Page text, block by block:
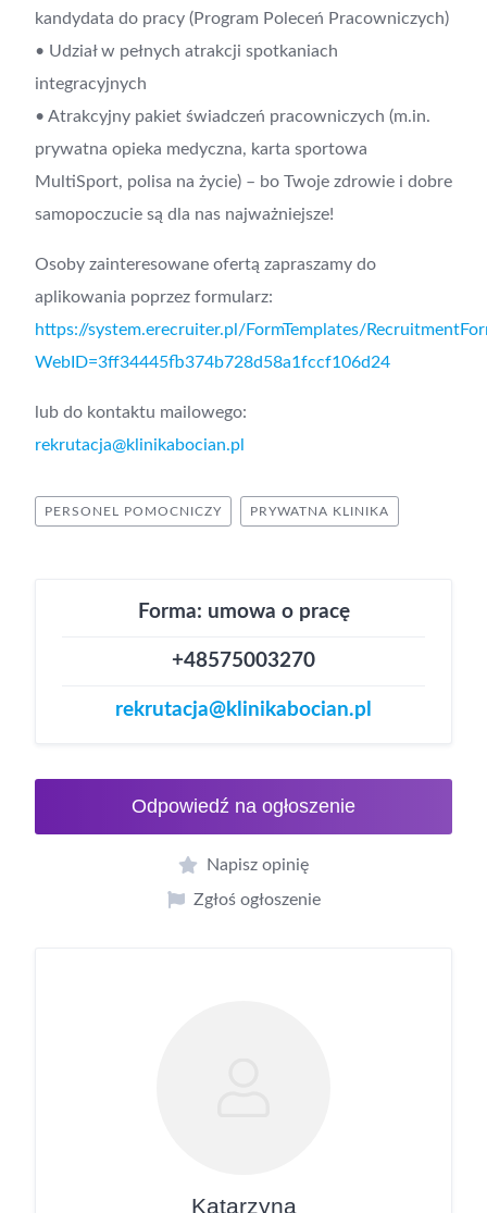
kandydata do pracy (Program Poleceń Pracowniczych)
• Udział w pełnych atrakcji spotkaniach
integracyjnych
• Atrakcyjny pakiet świadczeń pracowniczych (m.in.
prywatna opieka medyczna, karta sportowa
MultiSport, polisa na życie) – bo Twoje zdrowie i dobre
samopoczucie są dla nas najważniejsze!
Osoby zainteresowane ofertą zapraszamy do
aplikowania poprzez formularz:
https://system.erecruiter.pl/FormTemplates/
WebID=3ff34445fb374b728d58a1fccf106d24
lub do kontaktu mailowego:
rekrutacja@klinikabocian.pl
PERSONEL POMOCNICZY PRYWATNA KLINIKA
Forma: umowa o pracę
+48575003270
rekrutacja@klinikabocian.pl
Odpowiedź na ogłoszenie
Napisz opinię
Zgłoś ogłoszenie
Katarzyna